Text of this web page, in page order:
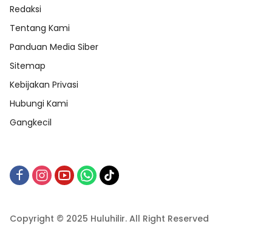
Redaksi
Tentang Kami
Panduan Media Siber
Sitemap
Kebijakan Privasi
Hubungi Kami
Gangkecil
Copyright © 2025 Huluhilir. All Right Reserved